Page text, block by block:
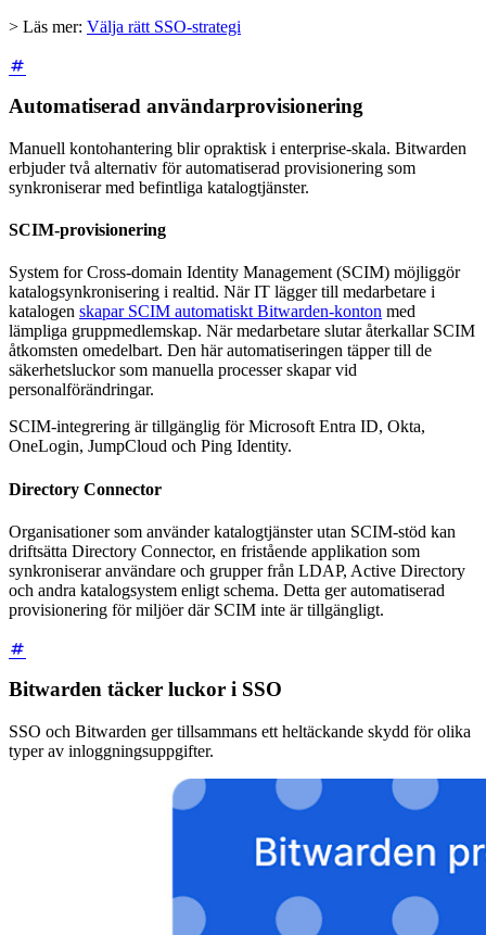
> Läs mer: Välja rätt SSO-strategi
Automatiserad användarprovisionering
Manuell kontohantering blir opraktisk i enterprise-skala. Bitwarden
erbjuder två alternativ för automatiserad provisionering som
synkroniserar med befintliga katalogtjänster.
SCIM-provisionering
System for Cross-domain Identity Management (SCIM) möjliggör
katalogsynkronisering i realtid. När IT lägger till medarbetare i
katalogen skapar SCIM automatiskt Bitwarden-konton med
lämpliga gruppmedlemskap. När medarbetare slutar återkallar SCIM
åtkomsten omedelbart. Den här automatiseringen täpper till de
säkerhetsluckor som manuella processer skapar vid
personalförändringar.
SCIM-integrering är tillgänglig för Microsoft Entra ID, Okta,
OneLogin, JumpCloud och Ping Identity.
Directory Connector
Organisationer som använder katalogtjänster utan SCIM-stöd kan
driftsätta Directory Connector, en fristående applikation som
synkroniserar användare och grupper från LDAP, Active Directory
och andra katalogsystem enligt schema. Detta ger automatiserad
provisionering för miljöer där SCIM inte är tillgängligt.
Bitwarden täcker luckor i SSO
SSO och Bitwarden ger tillsammans ett heltäckande skydd för olika
typer av inloggningsuppgifter.